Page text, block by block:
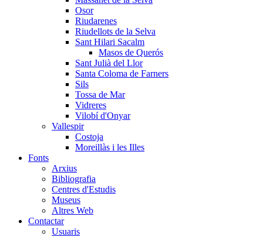
Osor
Riudarenes
Riudellots de la Selva
Sant Hilari Sacalm
Masos de Querós
Sant Julià del Llor
Santa Coloma de Farners
Sils
Tossa de Mar
Vidreres
Vilobí d'Onyar
Vallespir
Costoja
Moreillàs i les Illes
Fonts
Arxius
Bibliografia
Centres d'Estudis
Museus
Altres Web
Contactar
Usuaris